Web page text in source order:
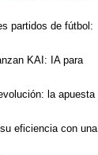
partidos de fútbol:
KAI: IA para
la apuesta
eficiencia con una